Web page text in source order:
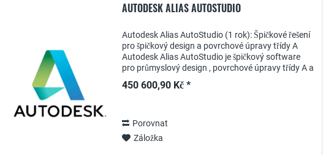
AUTODESK ALIAS AUTOSTUDIO
Autodesk Alias AutoStudio (1 rok): Špičkové řešení
pro špičkový design a povrchové úpravy třídy A
Autodesk Alias AutoStudio je špičkový software
pro průmyslový design , povrchové úpravy třídy A a
450 600,90 Kč *
Porovnat
Záložka